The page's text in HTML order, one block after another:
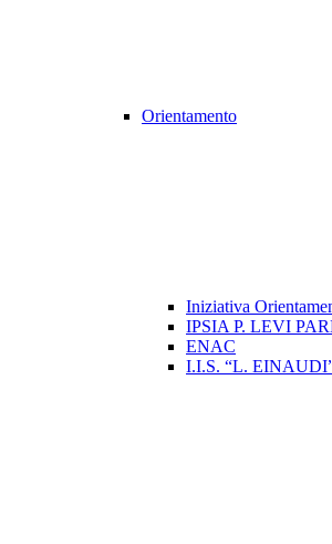
Orientamento
Iniziativa
IPSIA P. LEVI
ENAC
I.I.S. “L.